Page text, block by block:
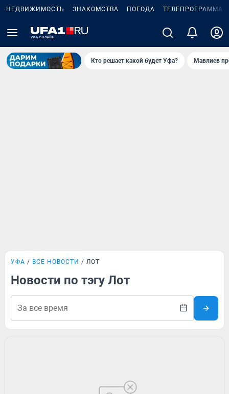
НЕДВИЖИМОСТЬ ЗНАКОМСТВА ПОГОДА ТЕЛЕПРОГРАММА
Кто решает какой будет Уфа? Мавлиев
УФА ВСЕ НОВОСТИ ЛОТ
Новости по тэгу Лот